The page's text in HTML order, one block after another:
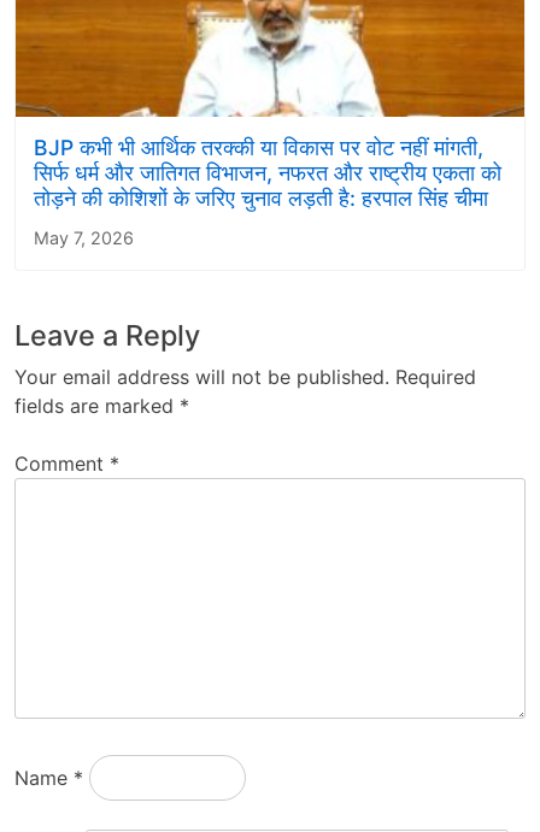
BJP कभी भी आर्थिक तरक्की या विकास पर वोट नहीं मांगती,
सिर्फ धर्म और जातिगत विभाजन, नफरत और राष्ट्रीय एकता को
तोड़ने की कोशिशों के जरिए चुनाव लड़ती है: हरपाल सिंह चीमा
May 7, 2026
Leave a Reply
Your email address will not be published. Required
fields are marked *
Comment *
Name *